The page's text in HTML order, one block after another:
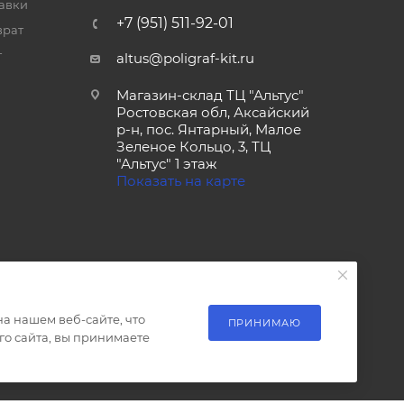
+7 (951) 511-92-01
altus@poligraf-kit.ru
Магазин-склад ТЦ "Альтус"
Ростовская обл, Аксайский
р-н, пос. Янтарный, Малое
Зеленое Кольцо, 3, ТЦ
"Альтус" 1 этаж
Показать на карте
нашем веб-сайте, что
сайта, вы принимаете
ПРИНИМАЮ